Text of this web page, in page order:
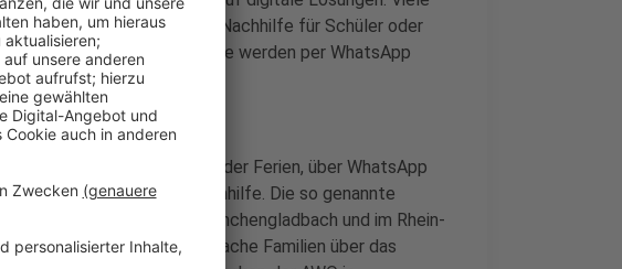
bieten deshalb Nachhilfe für Schüler oder
an. Yoga-Kurse werden per WhatsApp
Moment, sogar während der Ferien, über WhatsApp
bekommen so Einzel-Nachhilfe. Die so genannte
der AWO für Kinder in Mönchengladbach und im Rhein-
können finanzschwache Familien über das